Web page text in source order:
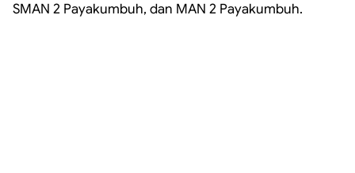
SMAN 2 Payakumbuh, dan MAN 2 Payakumbuh.